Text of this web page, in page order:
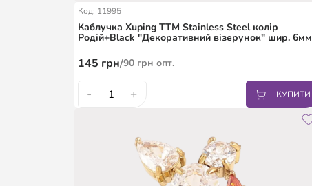
Код: 11995
Каблучка Xuping TTM Stainless Steel колір
Родій+Black "Декоративний візерунок" шир. 6мм
145 грн/90грн опт.
- + КУПИТИ